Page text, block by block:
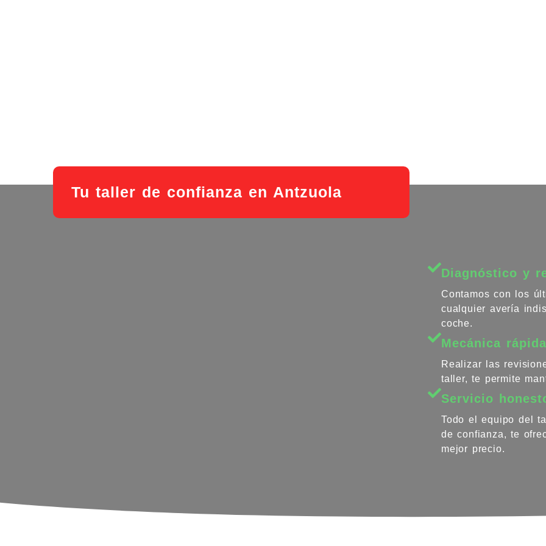
Tu taller de confianza en Antzuola
Diagnóstico y
Contamos con los
cualquier avería
coche.
Mecánica
Realizar las
taller, te permite
Servicio
Todo el equipo del
de confianza, te
mejor precio.